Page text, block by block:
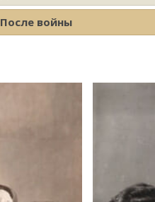
После войны